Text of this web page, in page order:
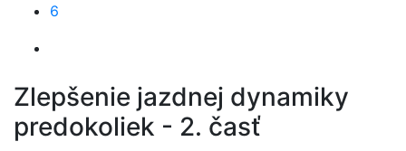
6
Zlepšenie jazdnej dynamiky
predokoliek - 2. časť